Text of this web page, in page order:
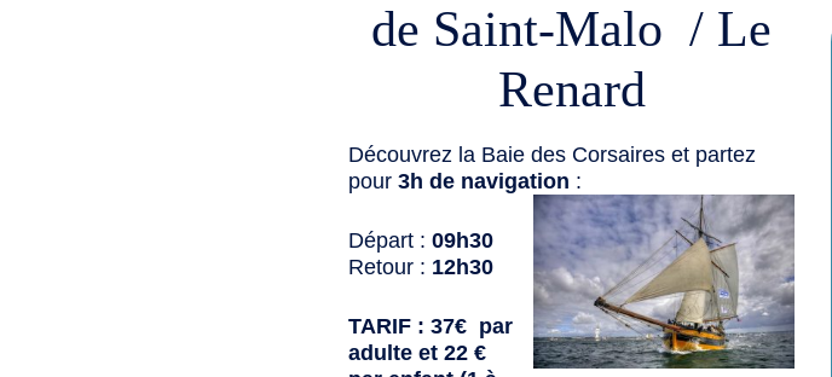
de Saint-Malo / Le
Renard
Découvrez la Baie des Corsaires et partez
pour 3h de navigation :
Départ : 09h30
Retour : 12h30
TARIF : 37€ par
adulte et 22 €